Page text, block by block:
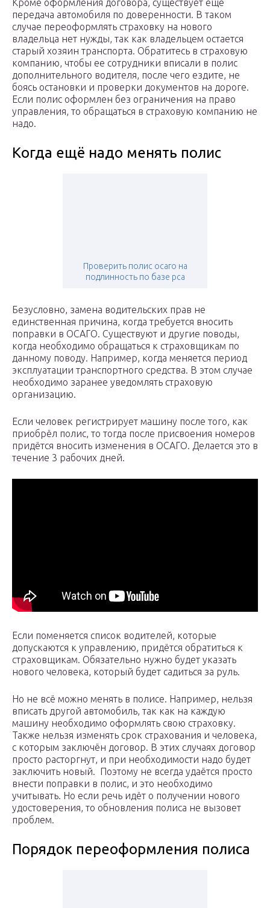
Кроме оформления договора, существует еще
передача автомобиля по доверенности. В таком
случае переоформлять страховку на нового
владельца нет нужды, так как владельцем остается
старый хозяин транспорта. Обратитесь в страховую
компанию, чтобы ее сотрудники вписали в полис
дополнительного водителя, после чего ездите, не
боясь остановки и проверки документов на дороге.
Если полис оформлен без ограничения на право
управления, то обращаться в страховую компанию не
надо.
Когда ещё надо менять полис
Проверить полис осаго на
подлинность по базе рса
Безусловно, замена водительских прав не
единственная причина, когда требуется вносить
поправки в ОСАГО. Существуют и другие поводы,
когда необходимо обращаться к страховщикам по
данному поводу. Например, когда меняется период
эксплуатации транспортного средства. В этом случае
необходимо заранее уведомлять страховую
организацию.
Если человек регистрирует машину после того, как
приобрёл полис, то тогда после присвоения номеров
придётся вносить изменения в ОСАГО. Делается это в
течение 3 рабочих дней.
Если поменяется список водителей, которые
допускаются к управлению, придётся обратиться к
страховщикам. Обязательно нужно будет указать
нового человека, который будет садиться за руль.
Но не всё можно менять в полисе. Например, нельзя
вписать другой автомобиль, так как на каждую
машину необходимо оформлять свою страховку.
Также нельзя изменять срок страхования и человека,
с которым заключён договор. В этих случаях договор
просто расторгнут, и при необходимости надо будет
заключить новый. Поэтому не всегда удаётся просто
внести поправки в полис, и это необходимо
учитывать. Но если речь идёт о получении нового
удостоверения, то обновления полиса не вызовет
проблем.
Порядок переоформления полиса